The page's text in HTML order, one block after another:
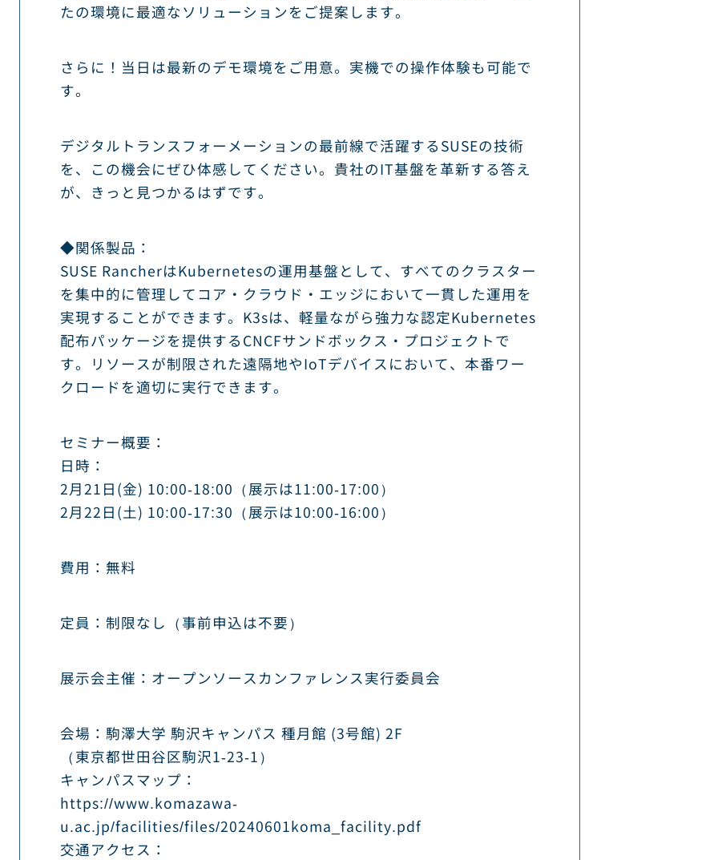
たの環境に最適なソリューションをご提案します。
さらに！当日は最新のデモ環境をご用意。実機での操作体験も可能で
す。
デジタルトランスフォーメーションの最前線で活躍するSUSEの技術
を、この機会にぜひ体感してください。貴社のIT基盤を革新する答え
が、きっと見つかるはずです。
◆関係製品：
SUSE RancherはKubernetesの運用基盤として、すべてのクラスター
を集中的に管理してコア・クラウド・エッジにおいて一貫した運用を
実現することができます。K3sは、軽量ながら強力な認定Kubernetes
配布パッケージを提供するCNCFサンドボックス・プロジェクトで
す。リソースが制限された遠隔地やIoTデバイスにおいて、本番ワー
クロードを適切に実行できます。
セミナー概要：
日時：
2月21日(金) 10:00-18:00（展示は11:00-17:00）
2月22日(土) 10:00-17:30（展示は10:00-16:00）
費用：無料
定員：制限なし（事前申込は不要）
展示会主催：オープンソースカンファレンス実行委員会
会場：駒澤大学 駒沢キャンパス 種月館 (3号館) 2F
（東京都世田谷区駒沢1-23-1）
キャンパスマップ：
https://www.komazawa-
u.ac.jp/facilities/files/20240601koma_facility.pdf
交通アクセス：